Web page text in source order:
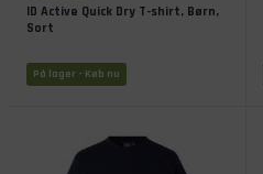
ID Active Quick Dry T-shirt, Børn,
Sort
På lager - Køb nu